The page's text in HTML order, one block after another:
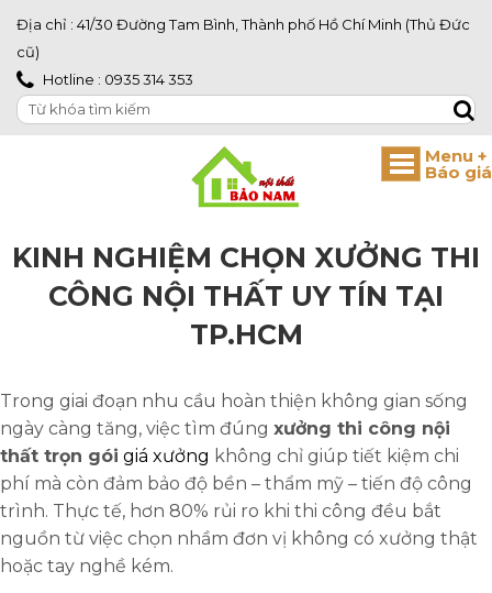
Địa chỉ : 41/30 Đường Tam Bình, Thành phố Hồ Chí Minh (Thủ Đức
cũ)
Hotline : 0935 314 353
KINH NGHIỆM CHỌN XƯỞNG THI
CÔNG NỘI THẤT UY TÍN TẠI
TP.HCM
Trong giai đoạn nhu cầu hoàn thiện không gian sống
ngày càng tăng, việc tìm đúng xưởng thi công nội
thất trọn gói giá xưởng không chỉ giúp tiết kiệm chi
phí mà còn đảm bảo độ bền – thẩm mỹ – tiến độ công
trình. Thực tế, hơn 80% rủi ro khi thi công đều bắt
nguồn từ việc chọn nhầm đơn vị không có xưởng thật
hoặc tay nghề kém.